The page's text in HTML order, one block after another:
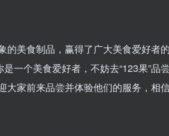
的美食制品，赢得了广大美食爱好者
一个美食爱好者，不妨去“123果”品
大家前来品尝并体验他们的服务，相